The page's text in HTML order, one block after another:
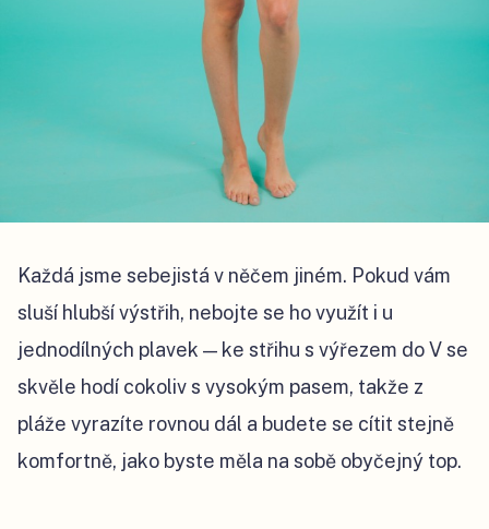
Každá jsme sebejistá v něčem jiném. Pokud vám
sluší hlubší výstřih, nebojte se ho využít i u
jednodílných plavek — ke střihu s výřezem do V se
skvěle hodí cokoliv s vysokým pasem, takže z
pláže vyrazíte rovnou dál a budete se cítit stejně
komfortně, jako byste měla na sobě obyčejný top.